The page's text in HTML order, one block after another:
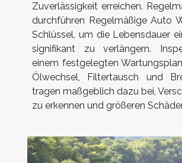
Zuverlässigkeit erreichen.
durchführen Regelmäßige Auto
Schlüssel, um die Lebensdauer
signifikant zu verlängern.
einem festgelegten
Ölwechsel, Filtertausch und
tragen maßgeblich dazu bei,
zu erkennen und größeren